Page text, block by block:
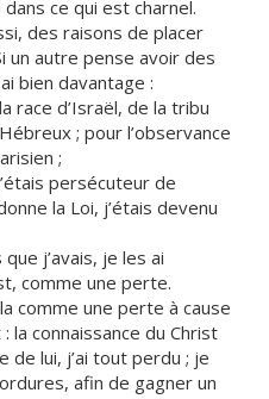
ce qui est charnel.
des raisons de placer
un autre pense avoir des
bien davantage :
race d’Israël, de la tribu
; pour l’observance
;
persécuteur de
la Loi, j’étais devenu
j’avais, je les ai
comme une perte.
comme une perte à cause
la connaissance du Christ
de lui, j’ai tout perdu ; je
afin de gagner un